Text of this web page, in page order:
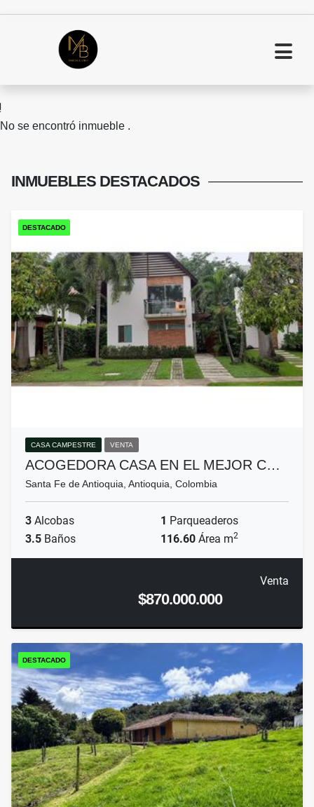
No se encontró inmueble .
INMUEBLES DESTACADOS
DESTACADO
CASA CAMPESTRE VENTA
ACOGEDORA CASA EN EL MEJOR C…
Santa Fe de Antioquia, Antioquia, Colombia
3 Alcobas 1 Parqueaderos
3.5 Baños 116.60 Área m2
Venta
$870.000.000
DESTACADO